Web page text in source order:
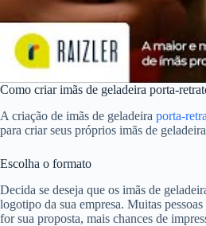
Como criar imãs de geladeira porta-
A criação de imãs de geladeira porta-
para criar seus próprios imãs de
Escolha o formato
Decida se deseja que os imãs de
logotipo da sua empresa. Muitas
for sua proposta, mais chances de